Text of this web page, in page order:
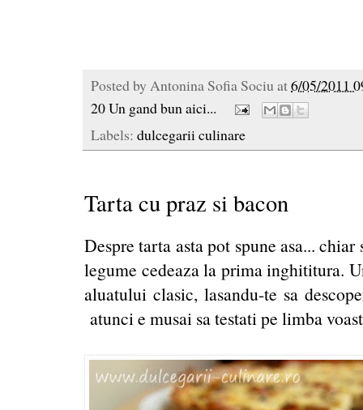
Posted by Antonina Sofia Sociu at6/05/2011
20 Un gand bun aici...
Labels: dulcegarii culinare
Tarta cu praz si bacon
Despre tarta asta pot spune asa...
legume cedeaza la prima inghititura.
aluatului clasic, lasandu-te sa
atunci e musai sa testati pe limba